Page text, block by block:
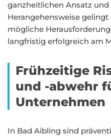
ganzheitlichen Ansatz
Herangehensweise
mögliche
langfristig erfolgreich am
Frühzeitige
und -abwehr
Unternehmen
In Bad Aibling sind